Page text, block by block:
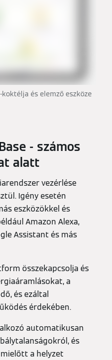
és elemző eszköze
- számos
alatt
vezérlése
Igény esetén
eszközökkel és
Amazon Alexa,
Assistant és más
összekapcsolja és
a
és ezáltal
érdekében.
automatikusan
és
a helyzet